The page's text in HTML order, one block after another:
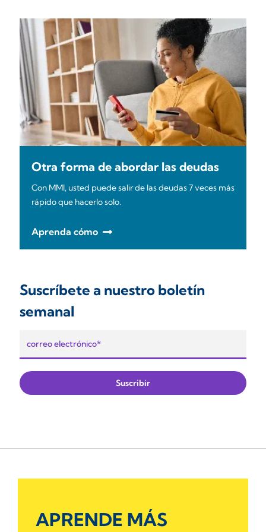
Otra forma de abordar las deudas
Con MMI, usted puede salir de las deudas 7 veces más
rápido que hacerlo solo.
Aprenda cómo
Suscríbete a nuestro boletín
semanal
APRENDE MÁS